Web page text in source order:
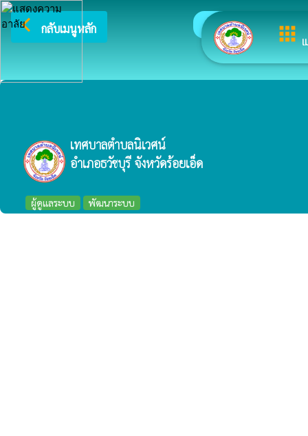
apps
arrow_back_ios กลับเมนูหลัก ยินดีต้
เทศบาลตำบลนิเวศน์
อำเภอธวัชบุรี จังหวัดร้อยเอ็ด
ผู้ดูแลระบบ พัฒนาระบบ